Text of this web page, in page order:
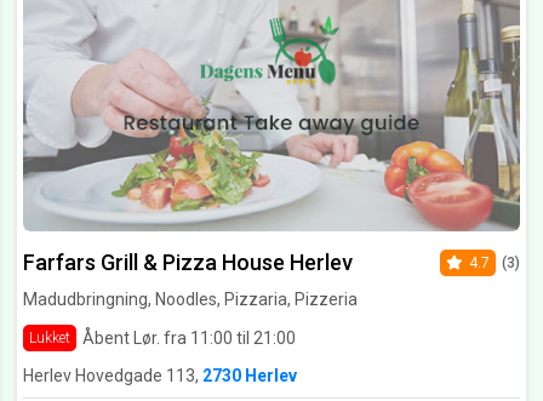
Farfars Grill & Pizza House Herlev
Madudbringning, Noodles, Pizzaria, Pizzeria
Lukket Åbent Lør. fra 11:00 til 21:00
4.7 (3)
Herlev Hovedgade 113, 2730 Herlev